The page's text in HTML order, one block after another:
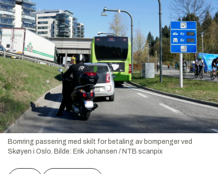
Bomring passering med skilt for betaling av bompenger ved
Skøyen i Oslo. Bilde: Erik Johansen / NTB scanpix